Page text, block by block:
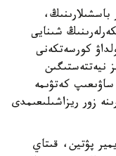
باسشىلارىنىڭ،
شىنايى
كورسەتكەنى
نيەتتەستىگىن
كەتۋىمە
زور ريزاشىلىعىمدى
پۋتين، قىتاي